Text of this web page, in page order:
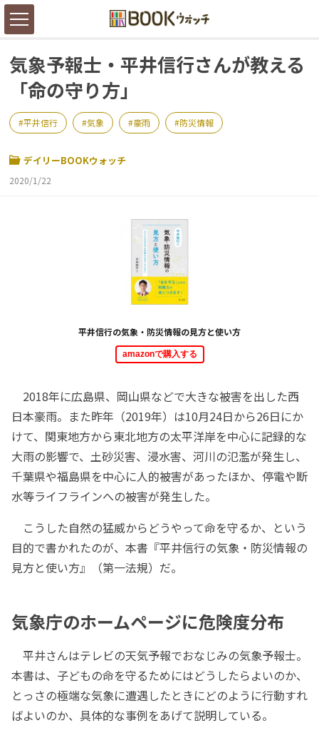
気象予報士・平井信行さんが教える
「命の守り方」
平井信行 気象 豪雨 防災情報
デイリーBOOKウォッチ
2020/1/22
平井信行の気象・防災情報の見方と使い方
amazonで購入する
2018年に広島県、岡山県などで大きな被害を出した西
日本豪雨。また昨年（2019年）は10月24日から26日にか
けて、関東地方から東北地方の太平洋岸を中心に記録的な
大雨の影響で、土砂災害、浸水害、河川の氾濫が発生し、
千葉県や福島県を中心に人的被害があったほか、停電や断
水等ライフラインへの被害が発生した。
こうした自然の猛威からどうやって命を守るか、という
目的で書かれたのが、本書『平井信行の気象・防災情報の
見方と使い方』（第一法規）だ。
気象庁のホームページに危険度分布
平井さんはテレビの天気予報でおなじみの気象予報士。
本書は、子どもの命を守るためにはどうしたらよいのか、
とっさの極端な気象に遭遇したときにどのように行動すれ
ばよいのか、具体的な事例をあげて説明している。